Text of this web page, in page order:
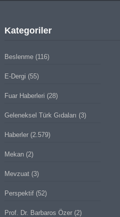
Kategoriler
Beslenme(116)
E-Dergi (55)
Fuar Haberleri (28)
Geleneksel Türk Gıdaları (3)
Haberler(2.579)
Mekan(2)
Mevzuat(3)
Perspektif(52)
Prof. Dr. Barbaros Özer(2)